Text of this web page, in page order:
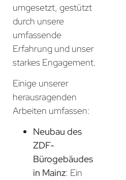
umgesetzt, gestützt
durch unsere
umfassende
Erfahrung und unser
starkes Engagement.
Einige unserer
herausragenden
Arbeiten umfassen:
Neubau des
ZDF-
Bürogebäudes
in Mainz: Ein